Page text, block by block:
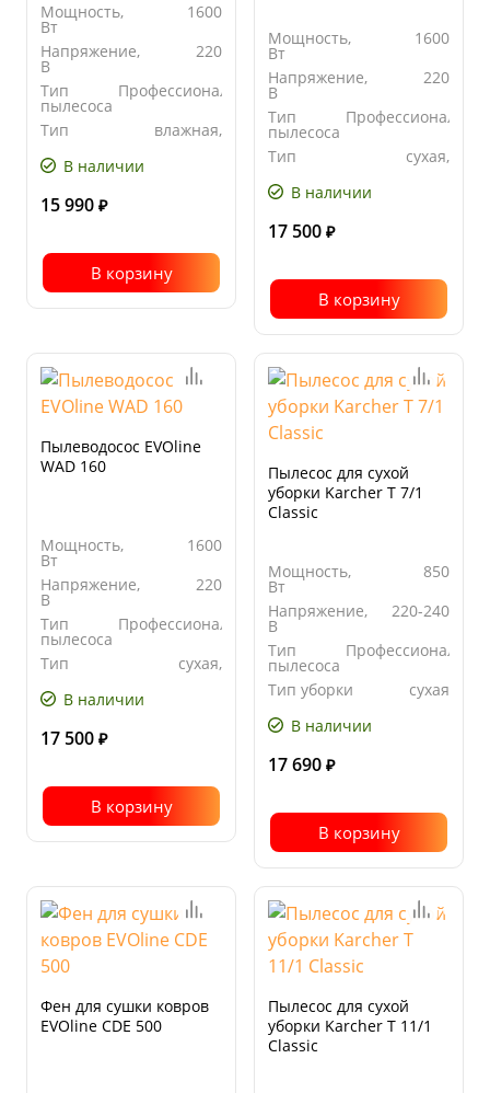
Мощность,
Вт
1600
Напряжение,
В
220
Тип
пылесоса
Профессиональный
Тип
влажная,
В наличии
15 990 ₽
В корзину
Мощность,
Вт
1600
Напряжение,
В
220
Тип
пылесоса
Тип
сухая,
влажная
В наличии
17 500 ₽
В корзину
Пылеводосос EVOline
WAD 160
Мощность,
Вт
1600
Напряжение,
В
220
Тип
пылесоса
Профессиональный
Тип
сухая,
влажная
В наличии
17 500 ₽
В корзину
Пылесос для сухой
уборки Karcher T 7/1
Classic
Мощность,
Вт
850
Напряжение,
В
220-240
Тип
пылесоса
Тип уборки
сухая
В наличии
17 690 ₽
В корзину
Фен для сушки ковров
EVOline CDE 500
Пылесос для сухой
уборки Karcher T 11/1
Classic